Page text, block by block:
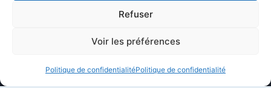
Refuser
Voir les préférences
Politique de confidentialitéPolitique de confidentialité
Contactez-nous
À propos de CritiquePlus